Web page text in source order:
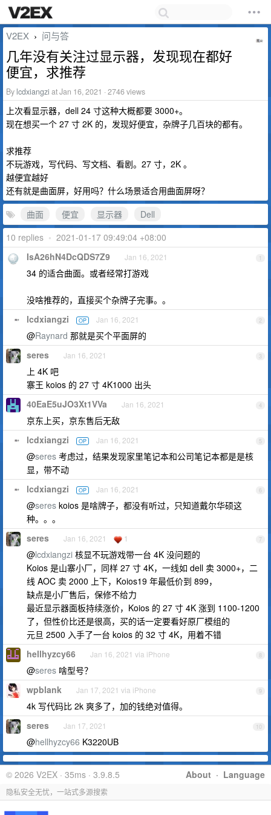
V2EX › 问与答
几年没有关注过显示器，发现现在都好
便宜，求推荐
By lcdxiangzi at Jan 16, 2021 · 2746 views
上次看显示器，dell 24 寸这种大概都要 3000+。
现在想买一个 27 寸 2K 的，发现好便宜，杂牌子几百块的都有。
求推荐
不玩游戏，写代码、写文档、看剧。27 寸，2K 。
越便宜越好
还有就是曲面屏，好用吗？什么场景适合用曲面屏呀？
曲面
便宜 显示器
Dell
10 replies • 2021-01-17 09:49:04 +08:00
1
IsA26hN4DcQDS7Z9 Jan 16, 2021
34 的适合曲面。或者经常打游戏
没啥推荐的，直接买个杂牌子完事。。
2
lcdxiangzi OP Jan 16, 2021
@Raynard 那就是买个平面屏的
3
seres Jan 16, 2021
上 4K 吧
寨王 koios 的 27 寸 4K1000 出头
4
40EaE5uJO3Xt1VVa Jan 16, 2021
京东上买，京东售后无敌
5
lcdxiangzi OP Jan 16, 2021
@seres 考虑过，结果发现家里笔记本和公司笔记本都是是核
显，带不动
6
lcdxiangzi OP Jan 16, 2021
@seres koios 是啥牌子，都没有听过，只知道戴尔华硕这
种。。。
7
seres Jan 16, 2021 1
@lcdxiangzi 核显不玩游戏带一台 4K 没问题的
Koios 是山寨小厂，同样 27 寸 4K，一线如 dell 卖 3000+，二
线 AOC 卖 2000 上下，Koios19 年最低价到 899，
缺点是小厂售后，保修不给力
最近显示器面板持续涨价，Koios 的 27 寸 4K 涨到 1100-1200
了，但性价比还是很高，买的话一定要看好原厂模组的
元旦 2500 入手了一台 koios 的 32 寸 4K，用着不错
8
hellhyzcy66 Jan 16, 2021 via iPhone
@seres 啥型号？
9
wpblank Jan 17, 2021 via iPhone
4k 写代码比 2k 爽多了，加的钱绝对值得。
10
seres Jan 17, 2021
@hellhyzcy66 K3220UB
About · Language
© 2026 V2EX · 35ms · 3.9.8.5
隐私安全无忧，一站式多源搜索